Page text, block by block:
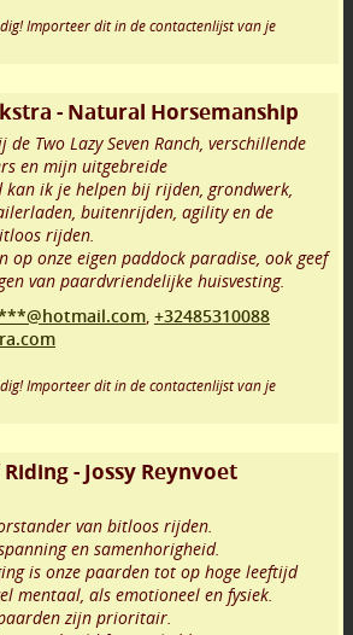
Importeer dit in de contactenlijst van je
- Natural Horsemanship
Two Lazy Seven Ranch, verschillende
en mijn uitgebreide
ik je helpen bij rijden, grondwerk,
buitenrijden, agility en de
rijden.
op onze eigen paddock paradise, ook geef
van paardvriendelijke huisvesting.
, +32485310088
Importeer dit in de contactenlijst van je
- Jossy Reynvoet
van bitloos rijden.
en samenhorigheid.
is onze paarden tot op hoge leeftijd
mentaal, als emotioneel en fysiek.
paarden zijn prioritair.